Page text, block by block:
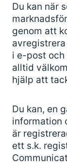
Du kan när
genom att
i e-post och
alltid
hjälp att
Du kan, en
information
är
ett s.k.